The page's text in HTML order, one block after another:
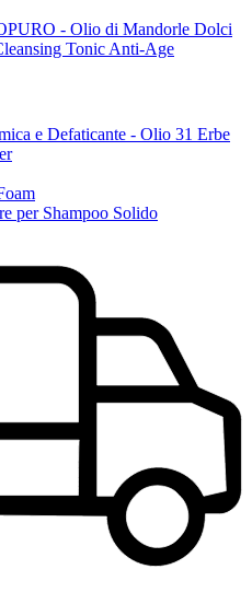
- Olio di Mandorle Dolci
Tonic Anti-Age
e Defaticante - Olio 31 Erbe
per Shampoo Solido